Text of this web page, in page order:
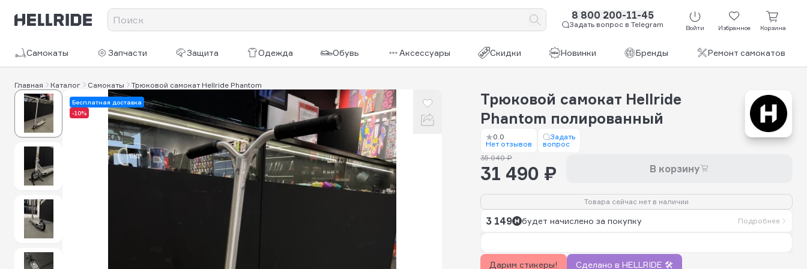
8 800 200-11-45
Задать вопрос в Telegram Войти Избранное Корзина
Самокаты Запчасти Защита Одежда Обувь Аксессуары Скидки Новинки Бренды Ремонт самокатов
Главная Каталог Самокаты Трюковой самокат Hellride Phantom
Бесплатная доставка
-10%
Трюковой самокат Hellride
Phantom полированный
0.0
Нет отзывов
Задать
вопрос
35 040 ₽
31 490 ₽ В корзину
Товара сейчас нет в наличии
3 149 будет начислено за покупку Подробнее
Дарим стикеры! Сделано в HELLRIDE 🛠️